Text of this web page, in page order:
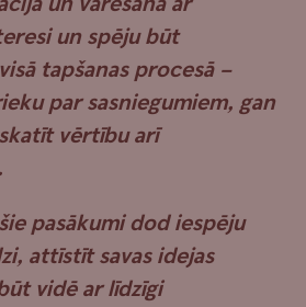
un spēju būt
tapšanas procesā –
par sasniegumiem, gan
vērtību arī
pasākumi dod iespēju
attīstīt savas idejas
vidē ar līdzīgi